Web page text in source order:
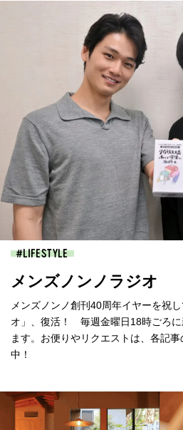
LIFESTYLE
メンズノンノラジオ
メンズノンノ創刊40周年イヤーを祝
オ」、復活！ 毎週金曜日18時ごろに
ます。お便りやリクエストは、各記
中！